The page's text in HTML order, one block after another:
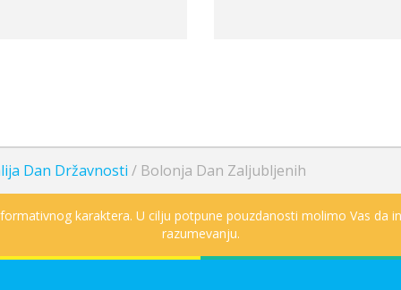
Dan Državnosti / Bolonja Dan Zaljubljenih
karaktera. U cilju potpune pouzdanosti molimo Vas da
razumevanju.